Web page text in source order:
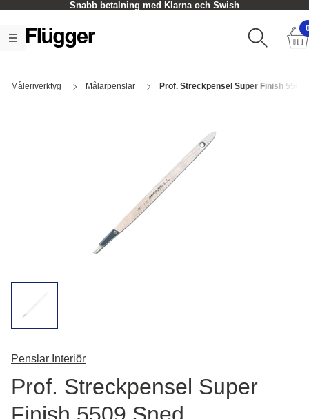
Snabb betalning med Klarna och Swish
Måleriverktyg Målarpenslar Prof. Streckpensel Super Finish 5509
Penslar Interiör
Prof. Streckpensel Super